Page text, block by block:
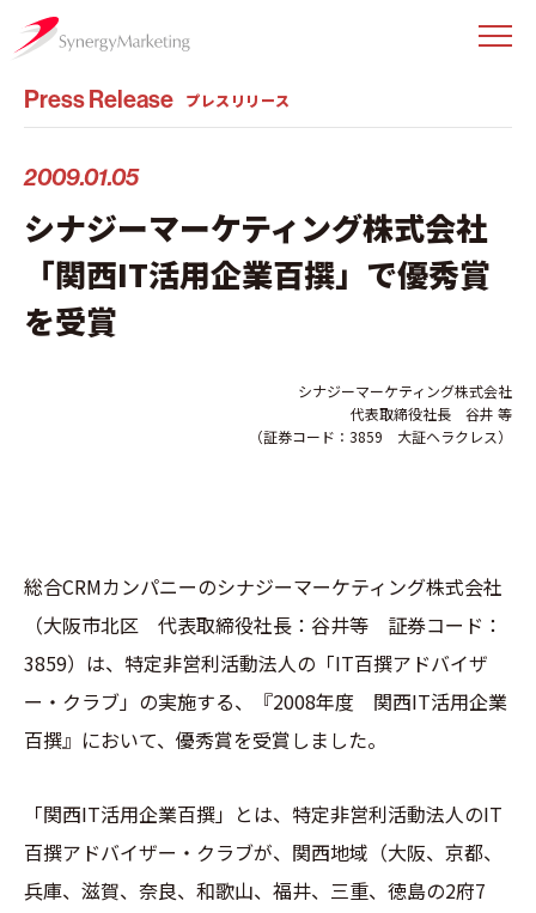
Press Release プレスリリース
シナジーマーケティング株式会社
「関西IT活用企業百撰」で優秀賞
を受賞
2009.01.05
シナジーマーケティング株式会社
代表取締役社長 谷井 等
（証券コード：3859 大証ヘラクレス）
総合CRMカンパニーのシナジーマーケティング株式会社
（大阪市北区 代表取締役社長：谷井等 証券コード：
3859）は、特定非営利活動法人の「IT百撰アドバイザ
ー・クラブ」の実施する、『2008年度 関西IT活用企業
百撰』において、優秀賞を受賞しました。
「関西IT活用企業百撰」とは、特定非営利活動法人のIT
百撰アドバイザー・クラブが、関西地域（大阪、京都、
兵庫、滋賀、奈良、和歌山、福井、三重、徳島の2府7